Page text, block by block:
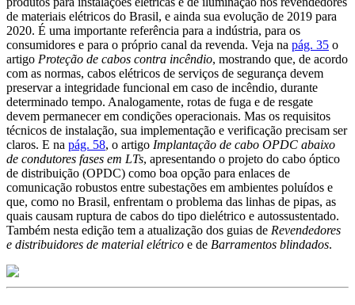
de materiais elétricos do Brasil, e ainda sua evolução de 2019 para
2020. É uma importante referência para a indústria, para os
consumidores e para o próprio canal da revenda. Veja na pág. 35 o
artigo Proteção de cabos contra incêndio, mostrando que, de acordo
com as normas, cabos elétricos de serviços de segurança devem
preservar a integridade funcional em caso de incêndio, durante
determinado tempo. Analogamente, rotas de fuga e de resgate
devem permanecer em condições operacionais. Mas os requisitos
técnicos de instalação, sua implementação e verificação precisam ser
claros. E na pág. 58, o artigo Implantação de cabo OPDC abaixo
de condutores fases em LTs, apresentando o projeto do cabo óptico
de distribuição (OPDC) como boa opção para enlaces de
comunicação robustos entre subestações em ambientes poluídos e
que, como no Brasil, enfrentam o problema das linhas de pipas, as
quais causam ruptura de cabos do tipo dielétrico e autossustentado.
Também nesta edição tem a atualização dos guias de Revendedores
e distribuidores de material elétrico e de Barramentos blindados.